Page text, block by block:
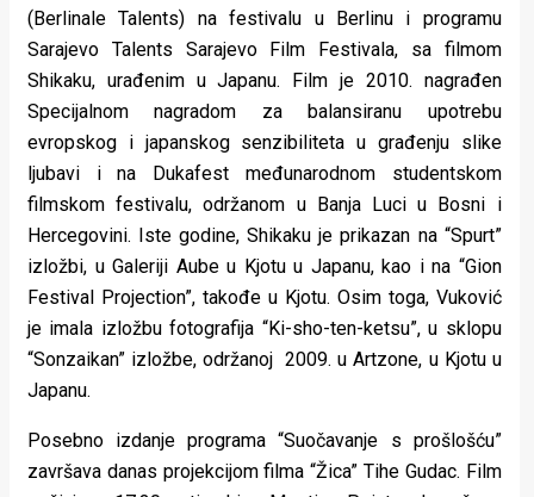
(Berlinale Talents) na festivalu u Berlinu i programu
Sarajevo Talents Sarajevo Film Festivala, sa filmom
Shikaku, urađenim u Japanu. Film je 2010. nagrađen
Specijalnom nagradom za balansiranu upotrebu
evropskog i japanskog senzibiliteta u građenju slike
ljubavi i na Dukafest međunarodnom studentskom
filmskom festivalu, održanom u Banja Luci u Bosni i
Hercegovini. Iste godine, Shikaku je prikazan na “Spurt”
izložbi, u Galeriji Aube u Kjotu u Japanu, kao i na “Gion
Festival Projection”, takođe u Kjotu. Osim toga, Vuković
je imala izložbu fotografija “Ki-sho-ten-ketsu”, u sklopu
“Sonzaikan” izložbe, održanoj 2009. u Artzone, u Kjotu u
Japanu.
Posebno izdanje programa “Suočavanje s prošlošću”
završava danas projekcijom filma “Žica” Tihe Gudac. Film